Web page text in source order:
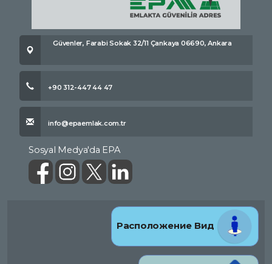
Güvenler, Farabi Sokak 32/11 Çankaya 06690, Ankara
+90 312-447 44 47
info@epaemlak.com.tr
Sosyal Medya'da EPA
Расположение Вид